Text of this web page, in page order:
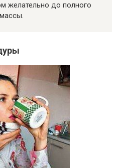
желательно до полного